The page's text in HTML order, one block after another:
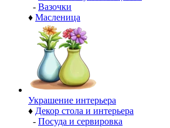
- Вазочки
♦ Масленица
Украшение интерьера
♦ Декор стола и интерьера
- Посуда и сервировка